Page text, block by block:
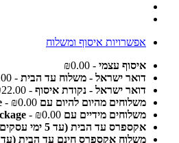
אפשרויות איסוף ומשלוח
איסוף עצמי - ₪0.00
דואר ישראל - משלוח עד הבית - ₪32.00
דואר ישראל - נקודת איסוף - ₪22.00
משלוחים מהיום להיום עם Get Package - ₪0.00
משלוחים מידיים עם Get Package - ₪0.00
אקספרס עד הבית (עד 5 ימי עסקים)
משלוח אקספרס חינם עד הבית (עד 5 ימי עסקים)